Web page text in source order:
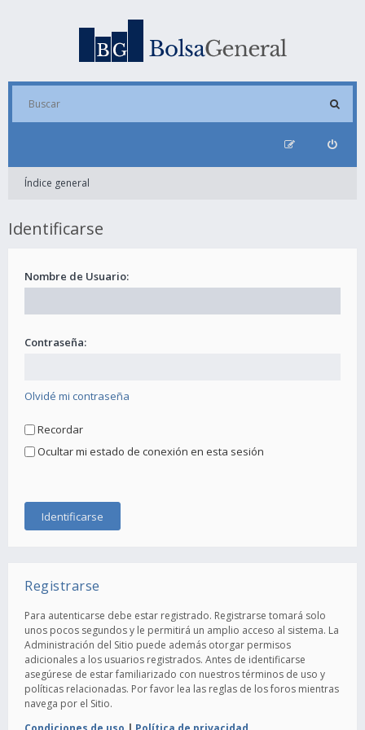
Índice general
Identificarse
Nombre de Usuario:
Contraseña:
Olvidé mi contraseña
Recordar
Ocultar mi estado de conexión en esta sesión
Registrarse
Para autenticarse debe estar registrado. Registrarse tomará solo
unos pocos segundos y le permitirá un amplio acceso al sistema. La
Administración del Sitio puede además otorgar permisos
adicionales a los usuarios registrados. Antes de identificarse
asegúrese de estar familiarizado con nuestros términos de uso y
políticas relacionadas. Por favor lea las reglas de los foros mientras
navega por el Sitio.